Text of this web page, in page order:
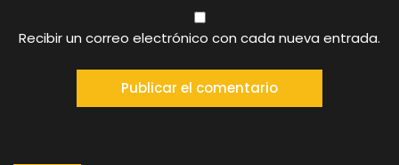
Recibir un correo electrónico con cada nueva entrada.